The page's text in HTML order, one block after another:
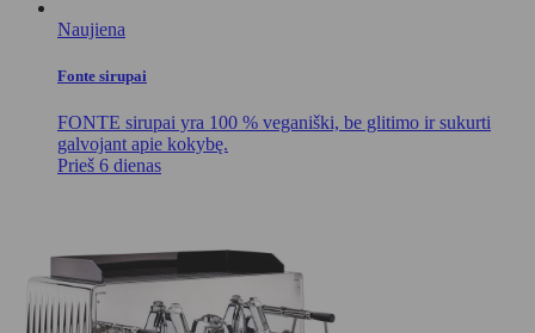
Naujiena
Fonte sirupai
FONTE sirupai yra 100 % veganiški, be glitimo ir sukurti
galvojant apie kokybę.
Prieš 6 dienas